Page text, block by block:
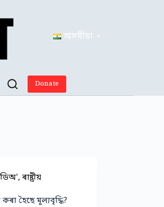
অসমীয়া
Donate
,ৰাষ্ট্ৰীয়
হৈছে মূল্যবৃদ্ধি?